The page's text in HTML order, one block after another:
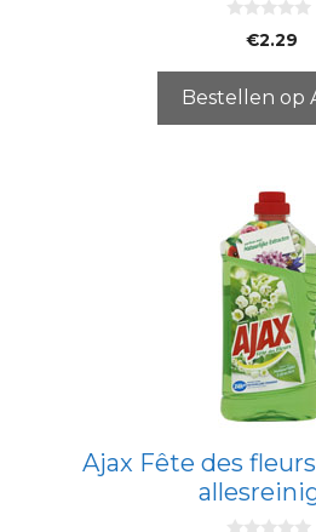
5
€2.29
Bestellen op
Ajax Fête des